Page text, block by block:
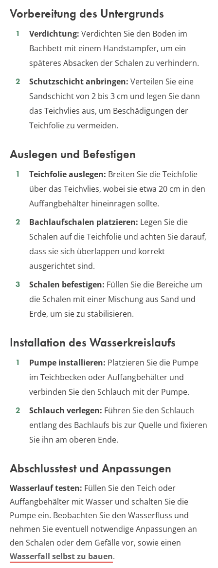
Vorbereitung des Untergrunds
Verdichtung: Verdichten Sie den Boden im
Bachbett mit einem Handstampfer, um ein
späteres Absacken der Schalen zu verhindern.
Schutzschicht anbringen: Verteilen Sie eine
Sandschicht von 2 bis 3 cm und legen Sie dann
das Teichvlies aus, um Beschädigungen der
Teichfolie zu vermeiden.
Auslegen und Befestigen
Teichfolie auslegen: Breiten Sie die Teichfolie
über das Teichvlies, wobei sie etwa 20 cm in den
Auffangbehälter hineinragen sollte.
Bachlaufschalen platzieren: Legen Sie die
Schalen auf die Teichfolie und achten Sie darauf,
dass sie sich überlappen und korrekt
ausgerichtet sind.
Schalen befestigen: Füllen Sie die Bereiche um
die Schalen mit einer Mischung aus Sand und
Erde, um sie zu stabilisieren.
Installation des Wasserkreislaufs
Pumpe installieren: Platzieren Sie die Pumpe
im Teichbecken oder Auffangbehälter und
verbinden Sie den Schlauch mit der Pumpe.
Schlauch verlegen: Führen Sie den Schlauch
entlang des Bachlaufs bis zur Quelle und fixieren
Sie ihn am oberen Ende.
Abschlusstest und Anpassungen
Wasserlauf testen: Füllen Sie den Teich oder
Auffangbehälter mit Wasser und schalten Sie die
Pumpe ein. Beobachten Sie den Wasserfluss und
nehmen Sie eventuell notwendige Anpassungen an
den Schalen oder dem Gefälle vor, sowie einen
Wasserfall selbst zu bauen.